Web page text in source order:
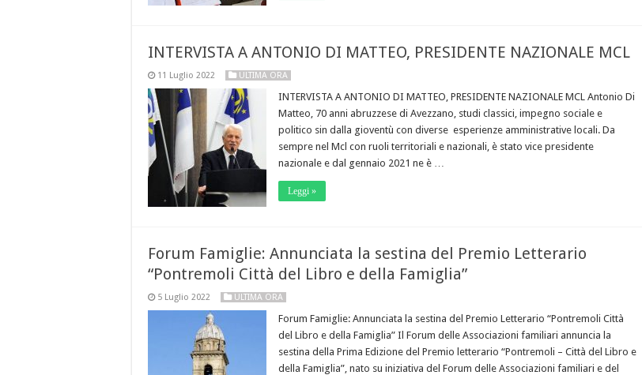
INTERVISTA A ANTONIO DI MATTEO, PRESIDENTE NAZIONALE MCL
11 Luglio 2022 ULTIMA ORA
INTERVISTA A ANTONIO DI MATTEO, PRESIDENTE NAZIONALE MCL Antonio Di
Matteo, 70 anni abruzzese di Avezzano, studi classici, impegno sociale e
politico sin dalla gioventù con diverse esperienze amministrative locali. Da
sempre nel Mcl con ruoli territoriali e nazionali, è stato vice presidente
nazionale e dal gennaio 2021 ne è …
Leggi »
Forum Famiglie: Annunciata la sestina del Premio Letterario
“Pontremoli Città del Libro e della Famiglia”
5 Luglio 2022 ULTIMA ORA
Forum Famiglie: Annunciata la sestina del Premio Letterario “Pontremoli Città
del Libro e della Famiglia” Il Forum delle Associazioni familiari annuncia la
sestina della Prima Edizione del Premio letterario “Pontremoli – Città del Libro e
della Famiglia”, nato su iniziativa del Forum delle Associazioni familiari e del